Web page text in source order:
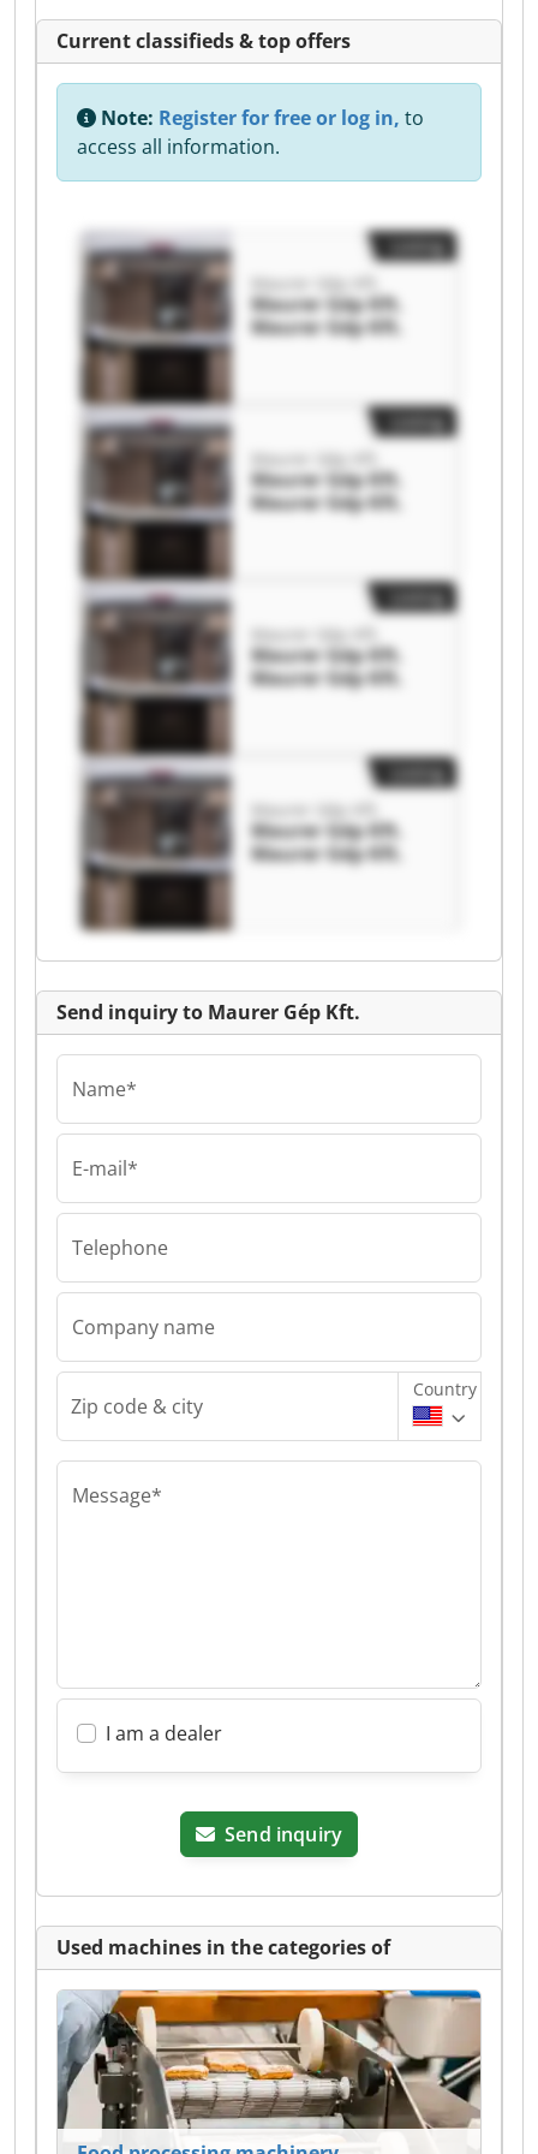
Current classifieds & top offers
Note: Register for free or log in, to
access all information.
Maurer Gép Kft.
Maurer Gép Kft.
Maurer Gép Kft.
Maurer Gép Kft.
Maurer Gép Kft.
Maurer Gép Kft.
Maurer Gép Kft.
Maurer Gép Kft.
Maurer Gép Kft.
Maurer Gép Kft.
Maurer Gép Kft.
Maurer Gép Kft.
Send inquiry to Maurer Gép Kft.
Name*
E-mail*
Telephone
Company name
Zip code & city
Country
Message*
I am a dealer
Send inquiry
Used machines in the categories of